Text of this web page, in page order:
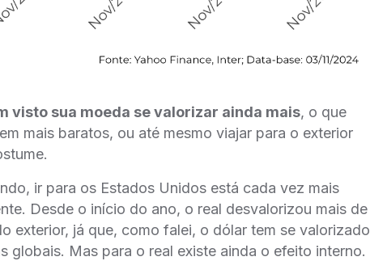
visto sua moeda se valorizar ainda mais, o que
mais baratos, ou até mesmo viajar para o exterior
ir para os Estados Unidos está cada vez mais
Desde o início do ano, o real desvalorizou mais de
exterior, já que, como falei, o dólar tem se valorizado
globais. Mas para o real existe ainda o efeito interno.